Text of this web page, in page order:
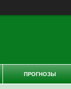
ПРОГНОЗЫ